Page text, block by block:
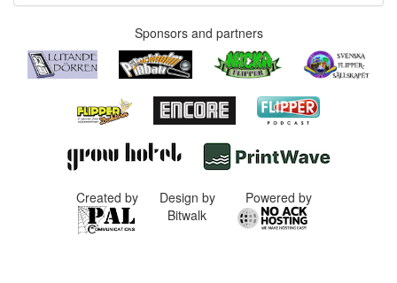
Sponsors and partners
Created by
Design by
Bitwalk
Powered by